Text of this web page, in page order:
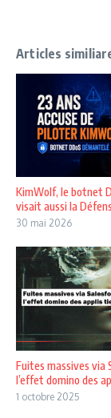
Articles
KimWolf, le botnet
visait aussi la
30 mai 2026
Fuites massives via
l’effet domino des
1 octobre 2025